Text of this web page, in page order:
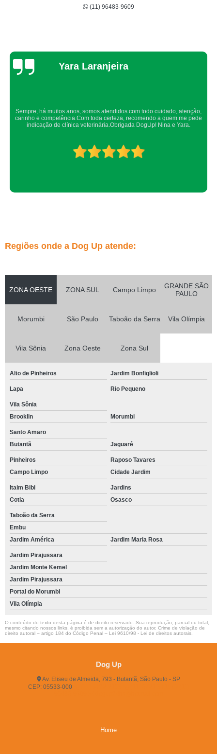
(11) 96483-9609
atendidos com todo cuidado, atenção,
certeza, recomendo a quem me pede
DogUp! Nina e Yara.
Confio de olhos fechados os
os veterinários sempre são
Regiões onde a Dog Up atende:
ZONA OESTE ZONA SUL Campo Limpo
GRANDE SÃO
PAULO
Morumbi São Paulo Taboão da Serra Vila Olímpia
Vila Sônia Zona Oeste Zona Sul
Alto de Pinheiros Jardim Bonfiglioli
Lapa Rio Pequeno
Vila Sônia
Brooklin
Morumbi
Santo Amaro
Butantã
Jaguaré
Pinheiros
Raposo Tavares
Campo Limpo
Cidade Jardim
Itaim Bibi
Jardins
Cotia
Osasco
Taboão da Serra
Embu
Jardim América
Jardim Maria Rosa
Jardim Pirajussara
Jardim Monte Kemel
Jardim Pirajussara
Portal do Morumbi
Vila Olímpia
O conteúdo do texto desta página é de direito reservado. Sua reprodução, parcial ou total,
mesmo citando nossos links, é proibida sem a autorização do autor. Crime de violação de
direito autoral – artigo 184 do Código Penal – Lei 9610/98 - Lei de direitos autorais
Dog Up
Av. Eliseu de Almeida, 793 - Butantã, São Paulo - SP
CEP: 05533-000
Home